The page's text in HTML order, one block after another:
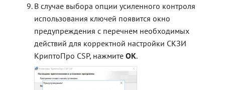
В случае выбора опции усиленного контроля
использования ключей появится окно
предупреждения с перечнем необходимых
действий для корректной настройки СКЗИ
КриптоПро CSP, нажмитеOK.